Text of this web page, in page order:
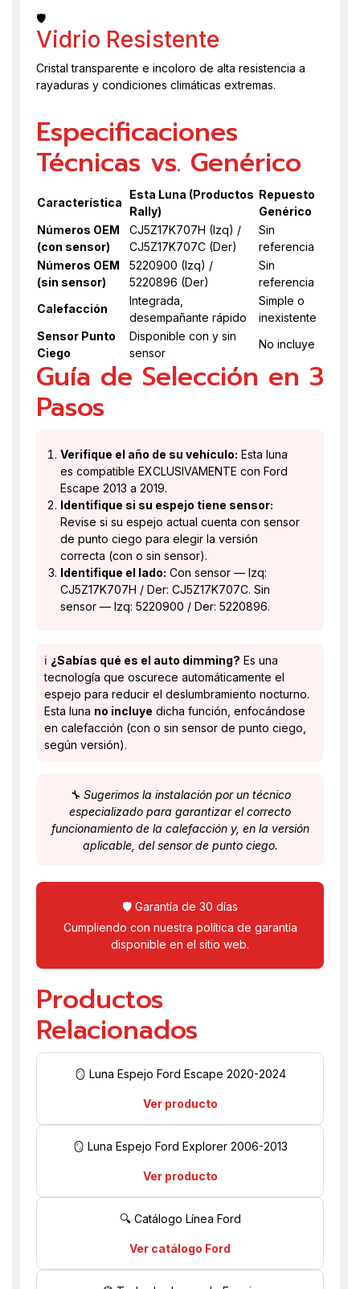
🛡️
Vidrio Resistente
Cristal transparente e incoloro de alta resistencia a
rayaduras y condiciones climáticas extremas.
Especificaciones
Técnicas vs. Genérico
Característica
Esta Luna (Productos
Rally)
Repuesto
Genérico
Números OEM
(con sensor)
CJ5Z17K707H (Izq) /
CJ5Z17K707C (Der)
Sin
referencia
Números OEM
(sin sensor)
5220900 (Izq) /
5220896 (Der)
Sin
referencia
Calefacción
Integrada,
desempañante rápido
Simple o
inexistente
Sensor Punto
Ciego
Disponible con y sin
sensor
No incluye
Guía de Selección en 3
Pasos
Verifique el año de su vehículo: Esta luna
es compatible EXCLUSIVAMENTE con Ford
Escape 2013 a 2019.
Identifique si su espejo tiene sensor:
Revise si su espejo actual cuenta con sensor
de punto ciego para elegir la versión
correcta (con o sin sensor).
Identifique el lado: Con sensor — Izq:
CJ5Z17K707H / Der: CJ5Z17K707C. Sin
sensor — Izq: 5220900 / Der: 5220896.
ℹ️ ¿Sabías qué es el auto dimming? Es una
tecnología que oscurece automáticamente el
espejo para reducir el deslumbramiento nocturno.
Esta luna no incluye dicha función, enfocándose
en calefacción (con o sin sensor de punto ciego,
según versión).
🔧 Sugerimos la instalación por un técnico
especializado para garantizar el correcto
funcionamiento de la calefacción y, en la versión
aplicable, del sensor de punto ciego.
🛡️ Garantía de 30 días
Cumpliendo con nuestra política de garantía
disponible en el sitio web.
Productos
Relacionados
🪞 Luna Espejo Ford Escape 2020-2024
Ver producto
🪞 Luna Espejo Ford Explorer 2006-2013
Ver producto
🔍 Catálogo Línea Ford
Ver catálogo Ford